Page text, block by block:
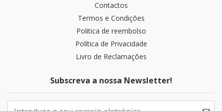
Contactos
Termos e Condições
Politica de reembolso
Política de Privacidade
Livro de Reclamações
Subscreva a nossa Newsletter!